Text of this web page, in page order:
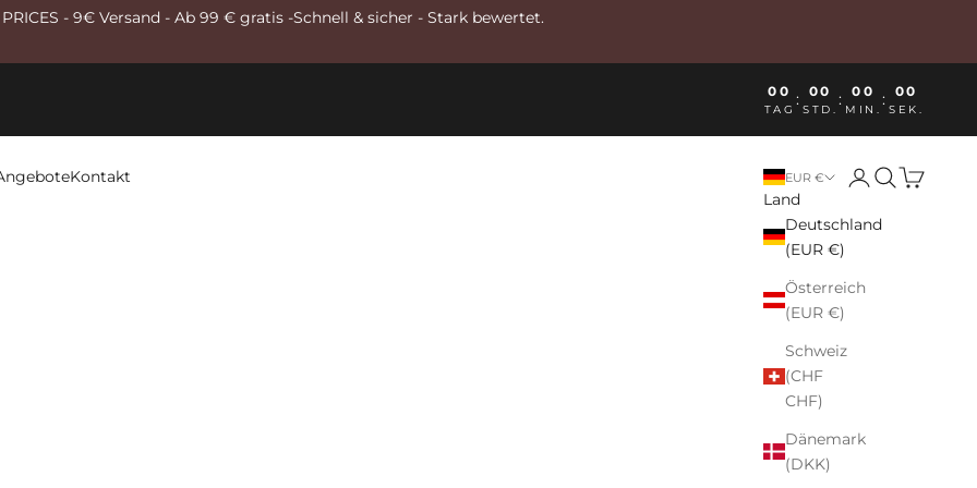
PRICES - 9€ Versand - Ab 99 € gratis -Schnell & sicher - Stark bewertet.
00
TAG
: 00
STD.
: 00
MIN.
: 00
SEK.
Kontakt EUR €
Land
Deutschland
(EUR €)
Österreich
(EUR €)
Schweiz
(CHF
CHF)
Dänemark
(DKK)
Anmelden
Suchen